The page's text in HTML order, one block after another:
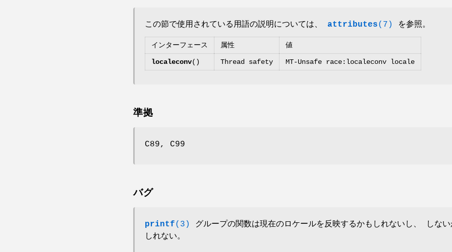
この節で使用されている用語の説明については、 attributes(7) を参照。
インターフェース 属性 値
localeconv() Thread safety MT-Unsafe race:localeconv locale
準拠
C89, C99
バグ
printf(3)
グループの関数は現在のロケールを反映するかもしれないし、 しな
しれない。